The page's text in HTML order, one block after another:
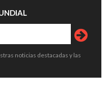
noticias destacadas y las